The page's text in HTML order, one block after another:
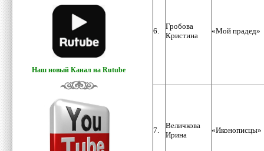
Наш новый Канал на Rutube
6.
Гробова
Кристина
«Мой прадед»
7.
Величкова
Ирина
«Иконописцы»